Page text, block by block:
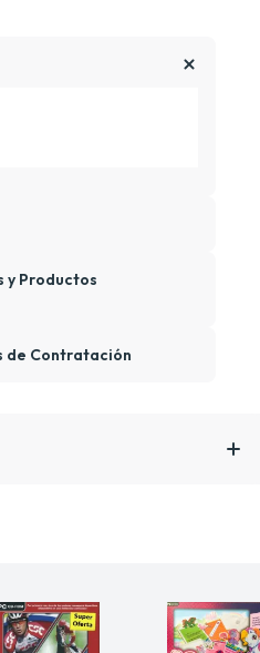
y Productos
de Contratación